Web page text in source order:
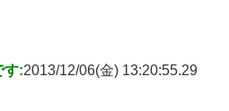
す:2013/12/06(金) 13:20:55.29